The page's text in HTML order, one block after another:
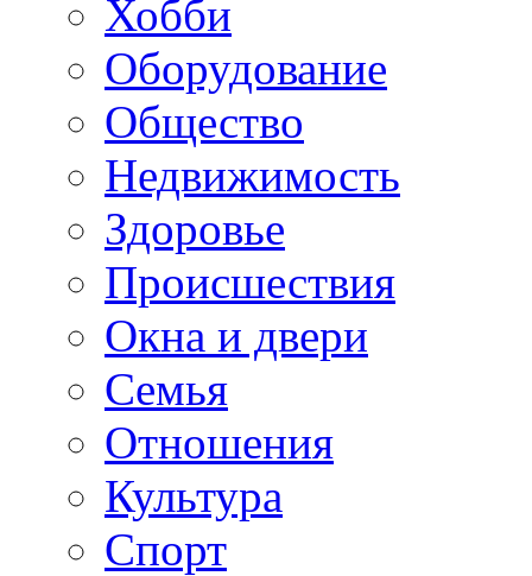
Хобби
Оборудование
Общество
Недвижимость
Здоровье
Происшествия
Окна и двери
Семья
Отношения
Культура
Спорт